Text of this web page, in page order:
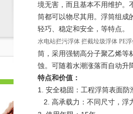
境无害，而且基本不用维护。
筒都可以物尽其用。浮筒组成
轻巧、稳定和安全，等特点。
水电站拦污浮体 拦截垃圾浮体 PE
筒，采用强韧高分子聚乙烯等
蚀。可随着水潮涨落而自动升
特点和价值：
1. 安全稳固：工程浮筒表面
2. 高承载力： 不同尺寸，浮